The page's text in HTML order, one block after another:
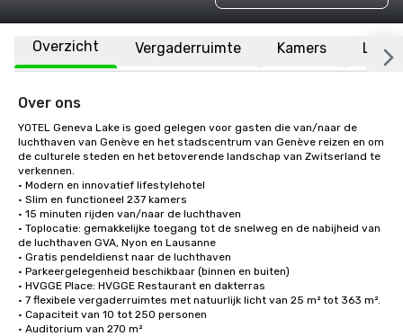
Overzicht Vergaderruimte Kamers
Over ons
YOTEL Geneva Lake is goed gelegen voor gasten die van/naar de
luchthaven van Genève en het stadscentrum van Genève reizen en om
de culturele steden en het betoverende landschap van Zwitserland te
verkennen.
• Modern en innovatief lifestylehotel
• Slim en functioneel 237 kamers
• 15 minuten rijden van/naar de luchthaven
• Toplocatie: gemakkelijke toegang tot de snelweg en de nabijheid van
de luchthaven GVA, Nyon en Lausanne
• Gratis pendeldienst naar de luchthaven
• Parkeergelegenheid beschikbaar (binnen en buiten)
• HVGGE Place: HVGGE Restaurant en dakterras
• 7 flexibele vergaderruimtes met natuurlijk licht van 25 m² tot 363 m².
• Capaciteit van 10 tot 250 personen
• Auditorium van 270 m²